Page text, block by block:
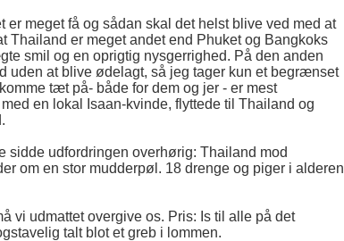
meget få og sådan skal det helst blive ved med at
er meget andet end Phuket og Bangkoks
smil og en oprigtig nysgerrighed. På den anden
uden at blive ødelagt, så jeg tager kun et begrænset
tæt på- både for dem og jer - er mest
en lokal Isaan-kvinde, flyttede til Thailand og
udfordringen overhørig: Thailand mod
om en stor mudderpøl. 18 drenge og piger i alderen
vi udmattet overgive os. Pris: Is til alle på det
talt blot et greb i lommen.